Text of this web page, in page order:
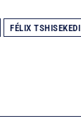
FÉLIX TSHISEKEDI